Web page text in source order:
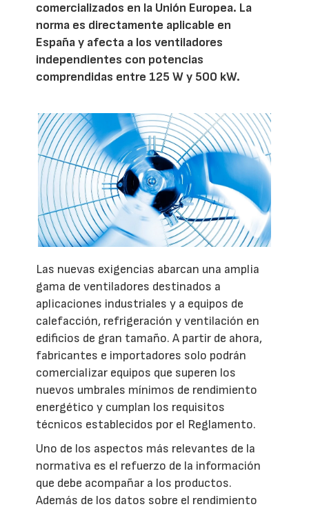
comercializados en la Unión Europea. La
norma es directamente aplicable en
España y afecta a los ventiladores
independientes con potencias
comprendidas entre 125 W y 500 kW.
Las nuevas exigencias abarcan una amplia
gama de ventiladores destinados a
aplicaciones industriales y a equipos de
calefacción, refrigeración y ventilación en
edificios de gran tamaño. A partir de ahora,
fabricantes e importadores solo podrán
comercializar equipos que superen los
nuevos umbrales mínimos de rendimiento
energético y cumplan los requisitos
técnicos establecidos por el Reglamento.
Uno de los aspectos más relevantes de la
normativa es el refuerzo de la información
que debe acompañar a los productos.
Además de los datos sobre el rendimiento